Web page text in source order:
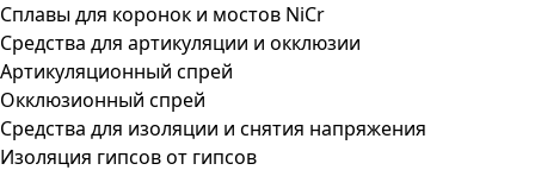
Сплавы для коронок и мостов NiCr
Средства для артикуляции и окклюзии
Артикуляционный спрей
Окклюзионный спрей
Средства для изоляции и снятия напряжения
Изоляция гипсов от гипсов